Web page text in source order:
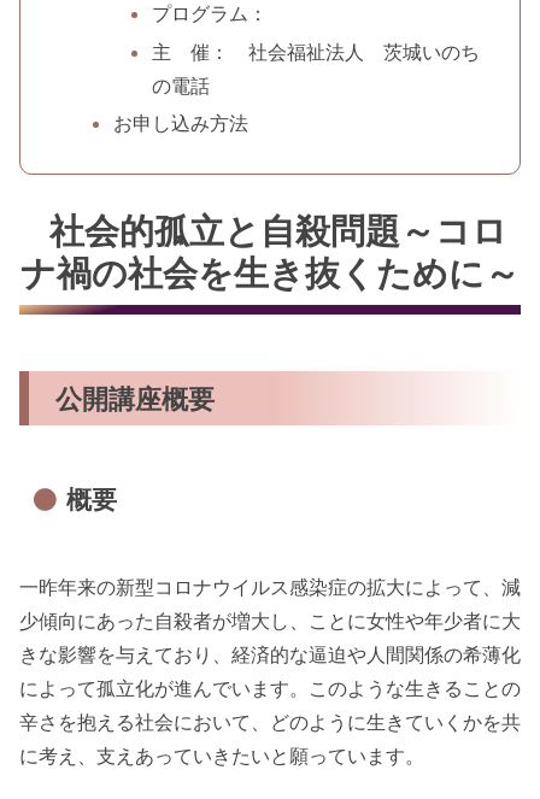
プログラム：
主 催： 社会福祉法人 茨城いのち
の電話
お申し込み方法
社会的孤立と自殺問題～コロ
ナ禍の社会を生き抜くために～
公開講座概要
概要
一昨年来の新型コロナウイルス感染症の拡大によって、減
少傾向にあった自殺者が増大し、ことに女性や年少者に大
きな影響を与えており、経済的な逼迫や人間関係の希薄化
によって孤立化が進んでいます。このような生きることの
辛さを抱える社会において、どのように生きていくかを共
に考え、支えあっていきたいと願っています。